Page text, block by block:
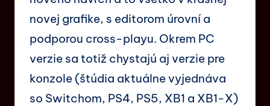
novej grafike, s editorom úrovní a
podporou cross-playu. Okrem PC
verzie sa totiž chystajú aj verzie pre
konzole (štúdia aktuálne vyjednáva
so Switchom, PS4, PS5, XB1 a XB1-X)